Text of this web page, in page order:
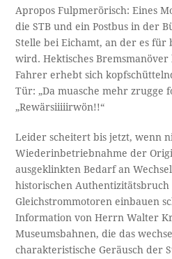
Apropos Fulpmerörisch: Eines
die STB und ein Postbus in der
Stelle bei Eichamt, an der es für
wird. Hektisches Bremsmanöver
Fahrer erhebt sich
Tür: „Da muasche mehr zrugge
„Rewärsiiiiirwön!!“
Leider scheitert bis jetzt, wenn
Wiederinbetriebnahme der
ausgeklinkten Bedarf an
historischen
Gleichstrommotoren einbauen
Information von Herrn Walter
Museumsbahnen, die das
charakteristische Geräusch der